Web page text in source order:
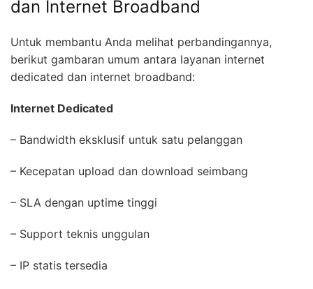
dan Internet Broadband
Untuk membantu Anda melihat perbandingannya,
berikut gambaran umum antara layanan internet
dedicated dan internet broadband:
Internet Dedicated
– Bandwidth eksklusif untuk satu pelanggan
– Kecepatan upload dan download seimbang
– SLA dengan uptime tinggi
– Support teknis unggulan
– IP statis tersedia